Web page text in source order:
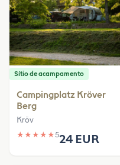
Sítio de acampamento
Campingplatz Kröver
Berg
Kröv
★ ★ ★ ★ ★524 EUR